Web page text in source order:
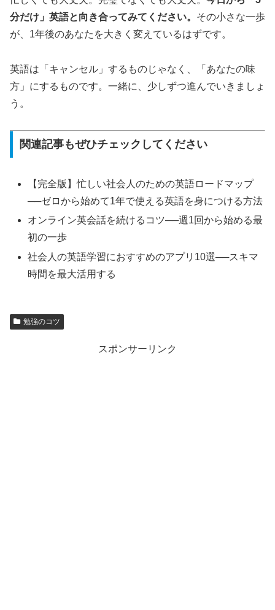
分だけ」英語と向き合ってみてください。 その小さな一歩
が、1年後のあなたを大きく変えているはずです。
英語は「キャンセル」するものじゃなく、「あなたの味
方」にするものです。一緒に、少しずつ進んでいきましょ
う。
関連記事もぜひチェックしてください
【完全版】忙しい社会人のための英語ロードマップ
──ゼロから始めて1年で使える英語を身につける方法
オンライン英会話を続けるコツ──週1回から始める最
初の一歩
社会人の英語学習におすすめのアプリ10選──スキマ
時間を最大活用する
勉強のコツ
スポンサーリンク